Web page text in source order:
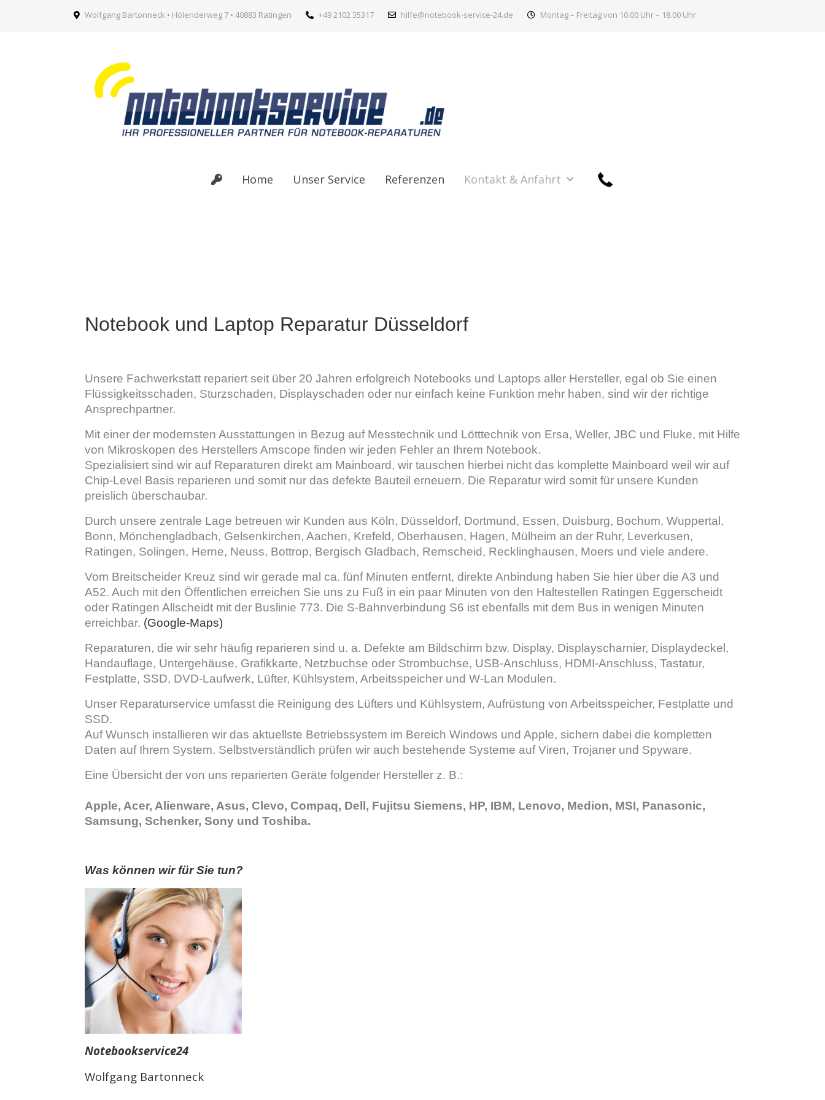
Wolfgang Bartonneck • Hölenderweg 7 • 40883 Ratingen +49 2102 35317 hilfe@notebook-service-24.de Montag – Freitag von 10.00 Uhr – 18.00 Uhr
Home Unser Service Referenzen Kontakt & Anfahrt
Notebook und Laptop Reparatur Düsseldorf
Unsere Fachwerkstatt repariert seit über 20 Jahren erfolgreich Notebooks und Laptops aller Hersteller, egal ob Sie einen
Flüssigkeitsschaden, Sturzschaden, Displayschaden oder nur einfach keine Funktion mehr haben, sind wir der richtige
Ansprechpartner.
Mit einer der modernsten Ausstattungen in Bezug auf Messtechnik und Lötttechnik von Ersa, Weller, JBC und Fluke, mit Hilfe
von Mikroskopen des Herstellers Amscope finden wir jeden Fehler an Ihrem Notebook.
Spezialisiert sind wir auf Reparaturen direkt am Mainboard, wir tauschen hierbei nicht das komplette Mainboard weil wir auf
Chip-Level Basis reparieren und somit nur das defekte Bauteil erneuern. Die Reparatur wird somit für unsere Kunden
preislich überschaubar.
Durch unsere zentrale Lage betreuen wir Kunden aus Köln, Düsseldorf, Dortmund, Essen, Duisburg, Bochum, Wuppertal,
Bonn, Mönchengladbach, Gelsenkirchen, Aachen, Krefeld, Oberhausen, Hagen, Mülheim an der Ruhr, Leverkusen,
Ratingen, Solingen, Herne, Neuss, Bottrop, Bergisch Gladbach, Remscheid, Recklinghausen, Moers und viele andere.
Vom Breitscheider Kreuz sind wir gerade mal ca. fünf Minuten entfernt, direkte Anbindung haben Sie hier über die A3 und
A52. Auch mit den Öffentlichen erreichen Sie uns zu Fuß in ein paar Minuten von den Haltestellen Ratingen Eggerscheidt
oder Ratingen Allscheidt mit der Buslinie 773. Die S-Bahnverbindung S6 ist ebenfalls mit dem Bus in wenigen Minuten
erreichbar. (Google-Maps)
Reparaturen, die wir sehr häufig reparieren sind u. a. Defekte am Bildschirm bzw. Display, Displayscharnier, Displaydeckel,
Handauflage, Untergehäuse, Grafikkarte, Netzbuchse oder Strombuchse, USB-Anschluss, HDMI-Anschluss, Tastatur,
Festplatte, SSD, DVD-Laufwerk, Lüfter, Kühlsystem, Arbeitsspeicher und W-Lan Modulen.
Unser Reparaturservice umfasst die Reinigung des Lüfters und Kühlsystem, Aufrüstung von Arbeitsspeicher, Festplatte und
SSD.
Auf Wunsch installieren wir das aktuellste Betriebssystem im Bereich Windows und Apple, sichern dabei die kompletten
Daten auf Ihrem System. Selbstverständlich prüfen wir auch bestehende Systeme auf Viren, Trojaner und Spyware.
Eine Übersicht der von uns reparierten Geräte folgender Hersteller z. B.:
Apple, Acer, Alienware, Asus, Clevo, Compaq, Dell, Fujitsu Siemens, HP, IBM, Lenovo, Medion, MSI, Panasonic,
Samsung, Schenker, Sony und Toshiba.
Was können wir für Sie tun?
Notebookservice24
Wolfgang Bartonneck